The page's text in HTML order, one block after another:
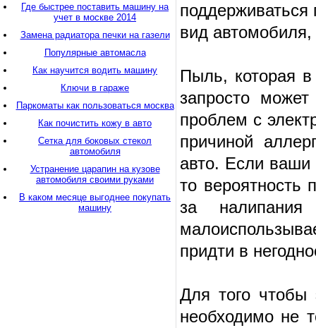
поддерживаться
вид
Пыль, которая в
запросто
проблем с
причиной
авто. Если ваши
то вероятность
за
придти в
Для того чтобы
необходимо не
Где быстрее поставить машину на
учет в москве 2014
Замена радиатора печки на газели
Популярные автомасла
Как научится водить машину
Ключи в гараже
Паркоматы как пользоваться москва
Как почистить кожу в авто
Сетка для боковых стекол
автомобиля
Устранение царапин на кузове
автомобиля своими руками
В каком месяце выгоднее покупать
машину